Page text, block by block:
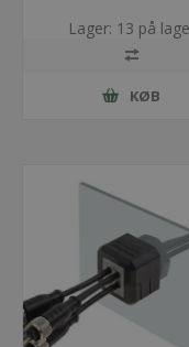
Lager: 13 på
KØB